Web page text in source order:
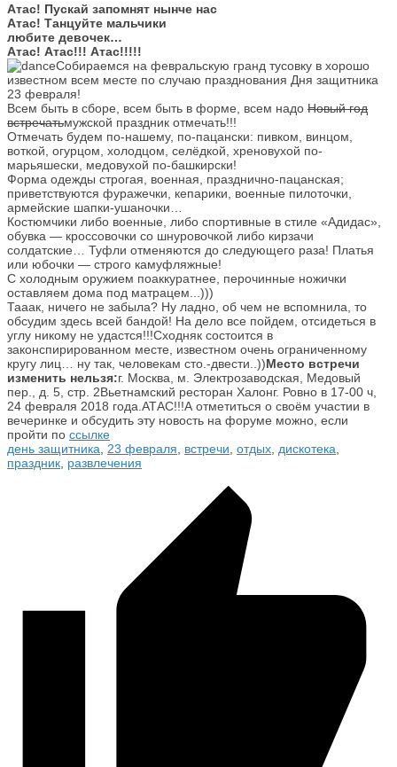
Атас! Пускай запомнят нынче нас
Атас! Танцуйте мальчики
любите девочек…
Атас! Атас!!! Атас!!!!!
Собираемся на февральскую гранд тусовку в хорошо
известном всем месте по случаю празднования Дня защитника
23 февраля!
Всем быть в сборе, всем быть в форме, всем надо Новый год
встречатьмужской праздник отмечать!!!
Отмечать будем по-нашему, по-пацански: пивком, винцом,
воткой, огурцом, холодцом, селёдкой, хреновухой по-
марьяшески, медовухой по-башкирски!
Форма одежды строгая, военная, празднично-пацанская;
приветствуются фуражечки, кепарики, военные пилоточки,
армейские шапки-ушаночки…
Костюмчики либо военные, либо спортивные в стиле «Адидас»,
обувка — кроссовочки со шнуровочкой либо кирзачи
солдатские… Туфли отменяются до следующего раза! Платья
или юбочки — строго камуфляжные!
С холодным оружием поаккуратнее, перочинные ножички
оставляем дома под матрацем...)))
Тааак, ничего не забыла? Ну ладно, об чем не вспомнила, то
обсудим здесь всей бандой! На дело все пойдем, отсидеться в
углу никому не удастся!!!Сходняк состоится в
законспирированном месте, известном очень ограниченному
кругу лиц… ну так, человекам сто.-двести..))Место встречи
изменить нельзя:г. Москва, м. Электрозаводская, Медовый
пер., д. 5, стр. 2Вьетнамский ресторан Халонг. Ровно в 17-00 ч,
24 февраля 2018 года.АТАС!!!А отметиться о своём участии в
вечеринке и обсудить эту новость на форуме можно, если
пройти по ссылке
день защитника
23 февраля встречи отдых дискотека
праздник развлечения